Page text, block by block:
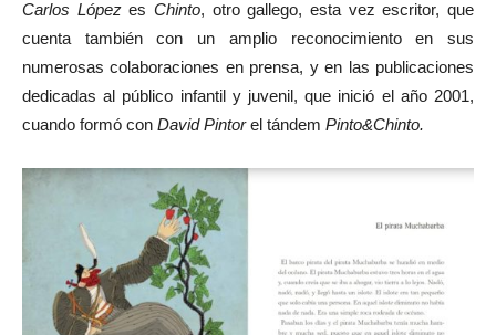
Carlos LópezesChinto, otro gallego, esta vez escritor, que
cuenta también con un amplio reconocimiento en sus
numerosas colaboraciones en prensa, y en las publicaciones
dedicadas al público infantil y juvenil, que inició el año 2001,
cuando formó con David Pintorel tándem Pinto&Chinto.